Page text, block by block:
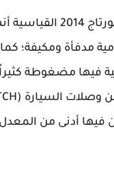
من مواصفات
مدفأة ومكيفة؛
فيها مضغوطة
فيها أدنى من